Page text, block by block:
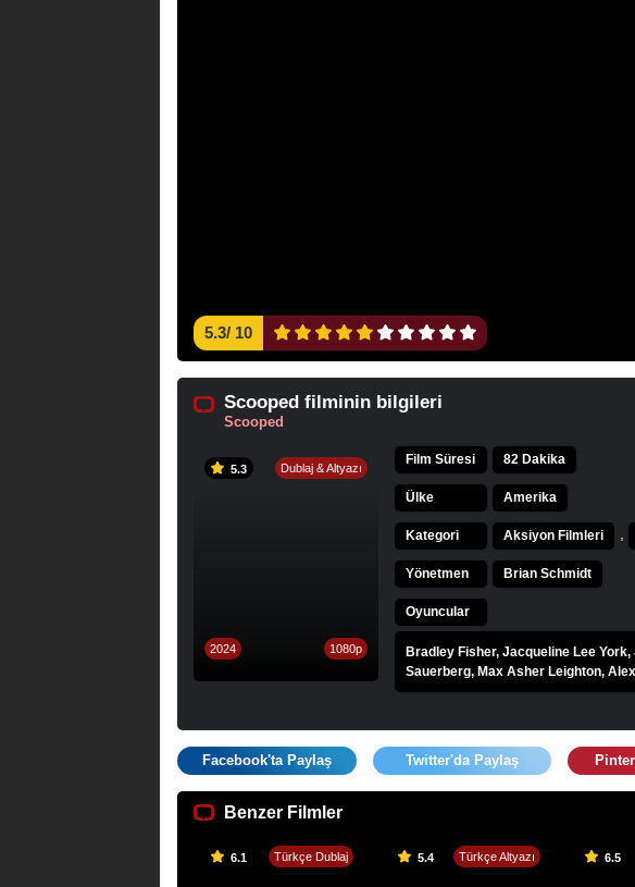
5.3/ 10
Scooped filminin bilgileri
Scooped
5.3 Dublaj & Altyazı
2024 1080p
Film Süresi 82 Dakika
Ülke Amerika
Kategori Aksiyon Filmleri
Yönetmen Brian Schmidt
Oyuncular
Bradley Fisher, Jacqueline Lee
Sauerberg, Max Asher Leighton,
Facebook'ta Paylaş Twitter'da Paylaş
Benzer Filmler
6.1 Türkçe Dublaj 5.4 Türkçe Altyazı 6.5